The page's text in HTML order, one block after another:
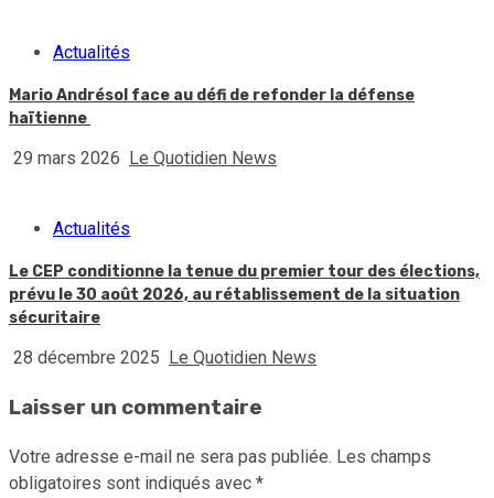
Actualités
Mario Andrésol face au défi de refonder la défense
haïtienne
29 mars 2026 Le Quotidien News
Actualités
Le CEP conditionne la tenue du premier tour des élections,
prévu le 30 août 2026, au rétablissement de la situation
sécuritaire
28 décembre 2025 Le Quotidien News
Laisser un commentaire
Votre adresse e-mail ne sera pas publiée. Les champs
obligatoires sont indiqués avec *